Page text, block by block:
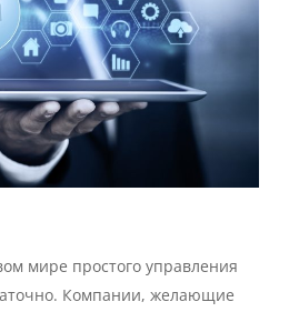
мире простого управления
Компании, желающие